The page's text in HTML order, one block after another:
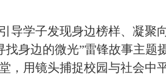
导学子发现身边榜样、凝聚
身边的微光”雷锋故事主题
，用镜头捕捉校园与社会中